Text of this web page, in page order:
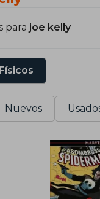
premios en el
para joe kelly
Nuevos